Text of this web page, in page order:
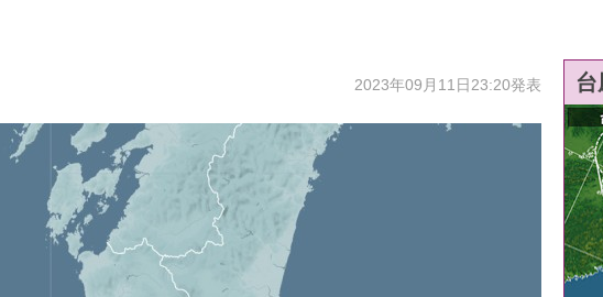
2023年09月11日23:20発表